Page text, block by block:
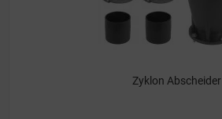
Zyklon Abscheider